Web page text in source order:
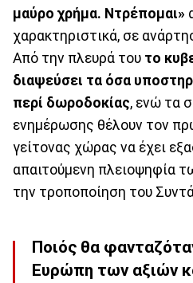
μαύρο χρήμα. Ντρέπομαι»
χαρακτηριστικά, σε
Από την πλευρά του το
διαψεύσει τα όσα
περί δωροδοκίας, ενώ τα
ενημέρωσης θέλουν τον
γείτονας χώρας να έχει
απαιτούμενη πλειοψηφία
την τροποποίηση του
Ποιός θα
Ευρώπη των αξιών